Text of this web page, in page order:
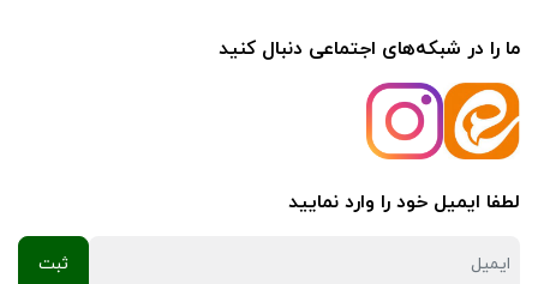
ما را در شبکه‌های اجتماعی دنبال کنید
لطفا ایمیل خود را وارد نمایید